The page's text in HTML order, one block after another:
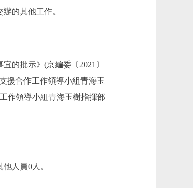
的其他工作。
的批示》(京編委〔2021〕
援合作工作領導小組青海玉
作領導小組青海玉樹指揮部
人員0人。